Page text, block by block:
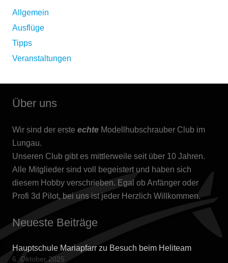
Allgemein
Ausflüge
Tipps
Veranstaltungen
Über uns
Wir sind der erste echte Modellhubschrauber Club im
Lungau.
Unseren Club gibt es mittlerweile seit über 10 Jahren.
Alle Mitglieder sind voll begeistert und haben sich
diesem Hobby verschrieben. Egal ob Anfänger oder
Profi 3d Pilot, bei uns ist jeder Herzlich Willkommen.
Neueste Beiträge
Hauptschule Mariapfarr zu Besuch beim Heliteam
6. Oktober 2025